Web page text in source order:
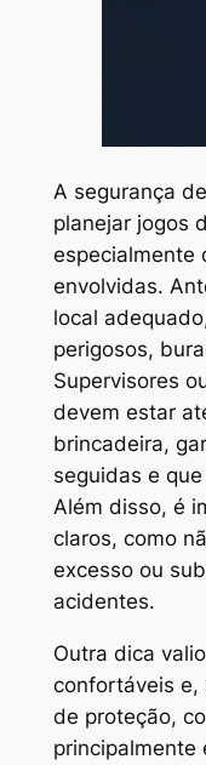
A segurança
planejar jogos
especialmente
envolvidas.
local
perigosos,
Supervisores
devem estar
brincadeira,
seguidas e
Além disso, é
claros, como
excesso ou
acidentes.
Outra dica
confortáveis e,
de proteção,
principalmente